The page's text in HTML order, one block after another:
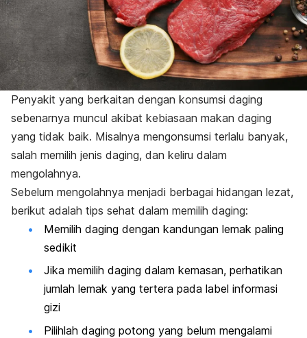
Penyakit yang berkaitan dengan konsumsi daging
sebenarnya muncul akibat kebiasaan makan daging
yang tidak baik. Misalnya mengonsumsi terlalu banyak,
salah memilih jenis daging, dan keliru dalam
mengolahnya.
Sebelum mengolahnya menjadi berbagai hidangan lezat,
berikut adalah tips sehat dalam memilih daging:
Memilih daging dengan kandungan lemak paling
sedikit
Jika memilih daging dalam kemasan, perhatikan
jumlah lemak yang tertera pada label informasi
gizi
Pilihlah daging potong yang belum mengalami